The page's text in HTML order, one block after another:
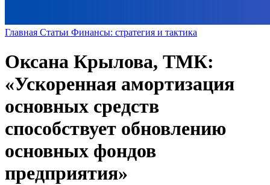
Главная Статьи Финансы: стратегия и тактика
Оксана Крылова, ТМК:
«Ускоренная амортизация
основных средств
способствует обновлению
основных фондов
предприятия»